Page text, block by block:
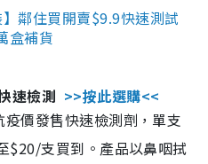
鄰住買開賣$9.9快速測試
盒補貨
速檢測 >>按此選購<<
價發售快速檢測劑，單支
$20/支買到。產品以鼻咽拭